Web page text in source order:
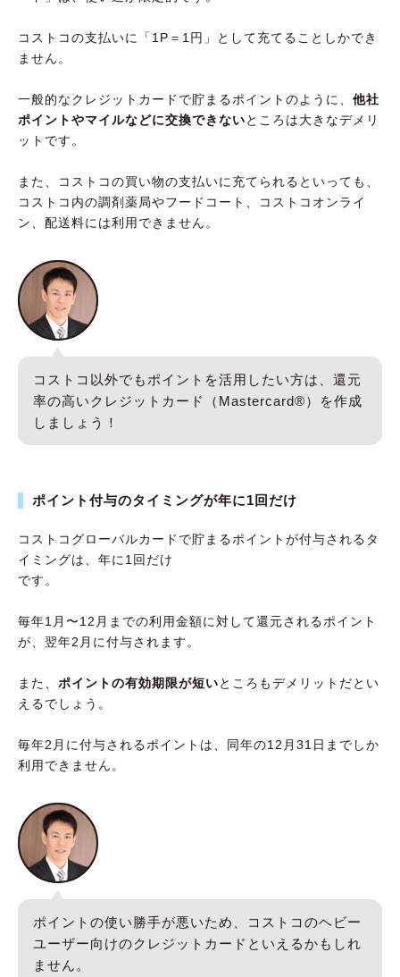
コストコの支払いに「1P＝1円」として充てることしかでき
ません。
一般的なクレジットカードで貯まるポイントのように、 他社
ポイントやマイルなどに交換できないところは大きなデメリ
ットです。
また、コストコの買い物の支払いに充てられるといっても、
コストコ内の調剤薬局やフードコート、コストコオンライ
ン、配送料には利用できません。
コストコ以外でもポイントを活用したい方は、還元
率の高いクレジットカード（Mastercard®︎）を作成
しましょう！
ポイント付与のタイミングが年に1回だけ
コストコグローバルカードで貯まるポイントが付与されるタ
イミングは、年に1回だけ
です。
毎年1月〜12月までの利用金額に対して還元されるポイント
が、翌年2月に付与されます。
また、 ポイントの有効期限が短いところもデメリットだとい
えるでしょう。
毎年2月に付与されるポイントは、同年の12月31日までしか
利用できません。
ポイントの使い勝手が悪いため、コストコのヘビー
ユーザー向けのクレジットカードといえるかもしれ
ません。